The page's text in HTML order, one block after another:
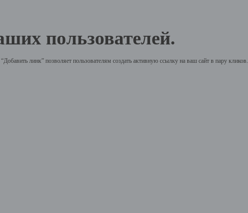
пользователей.
линк” позволяет пользователям создать активную ссылку на ваш сайт в пару кликов.